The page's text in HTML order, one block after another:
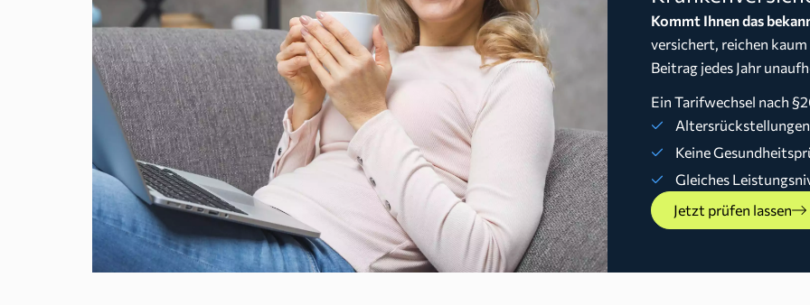
Kommt Ihnen das
versichert, reichen
Beitrag jedes Jahr
Ein Tarifwechsel nach
Keine
Gleiches
Jetzt prüfen lassen